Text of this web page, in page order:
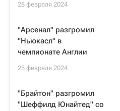
28 февраля 2024
"Арсенал" разгромил
"Ньюкасл" в
чемпионате Англии
25 февраля 2024
"Брайтон" разгромил
"Шеффилд Юнайтед" со